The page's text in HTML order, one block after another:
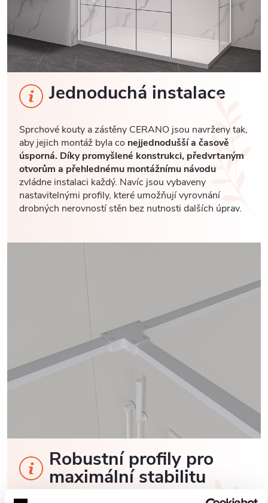
Jednoduchá instalace
Sprchové kouty a zástěny CERANO jsou navrženy tak,
aby jejich montáž byla co nejjednodušší a časově
úsporná. Díky promyšlené konstrukci, předvrtaným
otvorům a přehlednému montážnímu návodu
zvládne instalaci každý. Navíc jsou vybaveny
nastavitelnými profily, které umožňují vyrovnání
drobných nerovností stěn bez nutnosti dalších úprav.
Robustní profily pro
maximální stabilitu